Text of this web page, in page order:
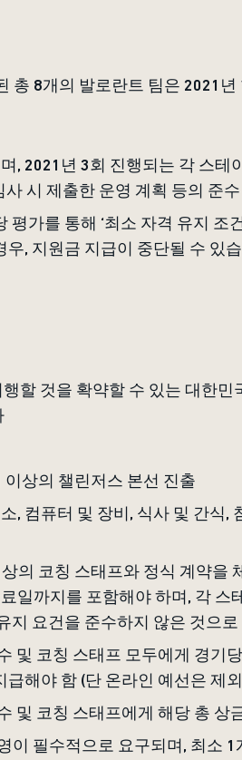
총 8개의 발로란트 팀은 2021
, 2021년 3회 진행되는 각 스테
사 시 제출한 운영 계획 등의 준
가를 통해 ‘최소 자격 유지 조
, 지원금 지급이 중단될 수 있
행할 것을 확약할 수 있는 대한
상의 챌린저스 본선 진출
, 컴퓨터 및 장비, 식사 및 간식,
의 코칭 스태프와 정식 계약을
일까지를 포함해야 하며, 각 스
지 요건을 준수하지 않은 것으로
및 코칭 스태프 모두에게 경기
해야 함 (단 온라인 예선은 제
및 코칭 스태프에게 해당 총 상
이 필수적으로 요구되며, 최소 1